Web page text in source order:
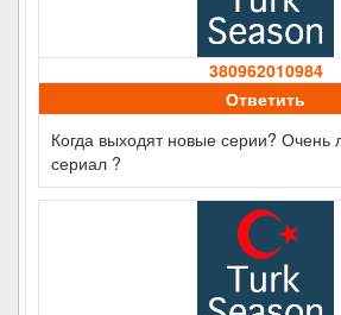
380962010984
Ответить
Когда выходят новые серии? Очень
сериал ?